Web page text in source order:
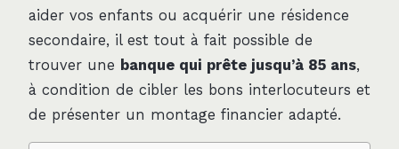
aider vos enfants ou acquérir une résidence
secondaire, il est tout à fait possible de
trouver une banque qui prête jusqu’à 85 ans,
à condition de cibler les bons interlocuteurs et
de présenter un montage financier adapté.